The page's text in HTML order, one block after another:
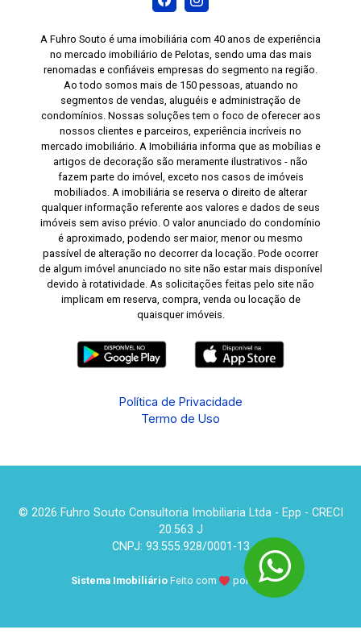
A Fuhro Souto é uma imobiliária com 40 anos de experiência
no mercado imobiliário de Pelotas, sendo uma das mais
renomadas e confiáveis empresas do segmento na região.
Ao todo somos mais de 150 pessoas, atuando no
segmentos de vendas, aluguéis e administração de
condomínios. Nossas soluções tem o foco de oferecer aos
nossos clientes e parceiros, experiência incríveis no
mercado imobiliário. A Imobiliária informa que as mobílias e
artigos de decoração são meramente ilustrativos - não
fazem parte do imóvel, exceto nos casos de imóveis
mobiliados. A imobiliária se reserva o direito de alterar
qualquer informação referente aos valores e dados de seus
imóveis sem aviso prévio. O valor anunciado do condomínio
é aproximado, podendo ser maior, menor ou mesmo
passível de alteração no decorrer da locação. Pode ocorrer
de algum imóvel anunciado no site não estar mais disponível
devido à rotatividade. As solicitações feitas pelo site não
implicam em reserva, compra, venda ou locação de
quaisquer imóveis.
Política de Privacidade
Termo de Uso
© 2026 Fuhro Souto Consultoria Imobiliaria Ltda - Epp - CRECI
20.563 J
CNPJ: 93.555.928/0001-13
Sistema Imobiliário Feito com por KUROLE